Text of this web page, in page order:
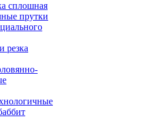
сплошная
прутки
резка